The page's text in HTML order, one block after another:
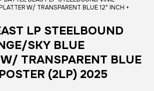
W/ TRANSPARENT BLUE 12" INCH +
LP STEELBOUND
SKY BLUE
TRANSPARENT BLUE
(2LP) 2025